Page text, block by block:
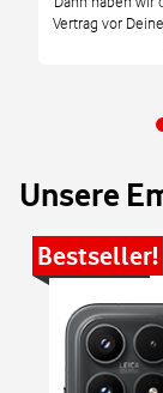
Vertrag vor
Unsere
Bestseller!